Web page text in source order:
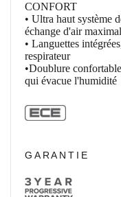
CONFORT
• Ultra haut système
échange d'air maximal
• Languettes
respirateur
•Doublure
qui évacue l'humidité
GARANTIE